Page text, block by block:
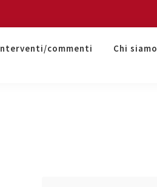
commenti Chi siamo